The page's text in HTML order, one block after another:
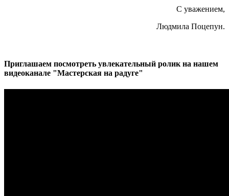
С уважением,
Людмила Поцепун.
Приглашаем посмотреть увлекательный ролик на нашем
видеоканале "Мастерская на радуге"